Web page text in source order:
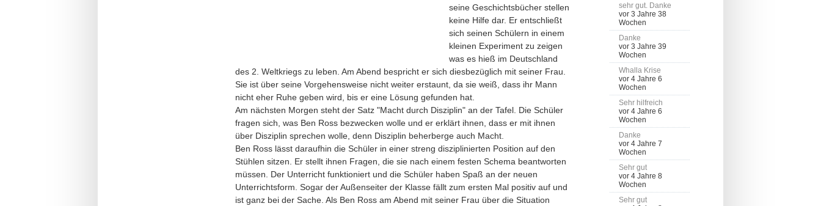
seine Geschichtsbücher stellen
keine Hilfe dar. Er entschließt
sich seinen Schülern in einem
kleinen Experiment zu zeigen
was es hieß im Deutschland
des 2. Weltkriegs zu leben. Am Abend bespricht er sich diesbezüglich mit seiner Frau.
Sie ist über seine Vorgehensweise nicht weiter erstaunt, da sie weiß, dass ihr Mann
nicht eher Ruhe geben wird, bis er eine Lösung gefunden hat.
Am nächsten Morgen steht der Satz "Macht durch Disziplin" an der Tafel. Die Schüler
fragen sich, was Ben Ross bezwecken wolle und er erklärt ihnen, dass er mit ihnen
über Disziplin sprechen wolle, denn Disziplin beherberge auch Macht.
Ben Ross lässt daraufhin die Schüler in einer streng disziplinierten Position auf den
Stühlen sitzen. Er stellt ihnen Fragen, die sie nach einem festen Schema beantworten
müssen. Der Unterricht funktioniert und die Schüler haben Spaß an der neuen
Unterrichtsform. Sogar der Außenseiter der Klasse fällt zum ersten Mal positiv auf und
ist ganz bei der Sache. Als Ben Ross am Abend mit seiner Frau über die Situation
sehr gut. Danke
vor 3 Jahre 38
Wochen
Danke
vor 3 Jahre 39
Wochen
Whalla Krise
vor 4 Jahre 6
Wochen
Sehr hilfreich
vor 4 Jahre 6
Wochen
Danke
vor 4 Jahre 7
Wochen
Sehr gut
vor 4 Jahre 8
Wochen
Sehr gut